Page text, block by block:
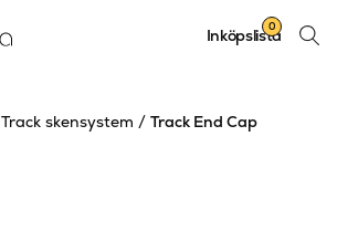
Sök
Inköpslista
0
Track skensystem / Track End Cap